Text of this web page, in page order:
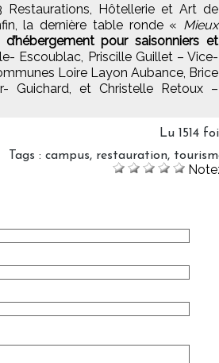
Hôtellerie et Art de
la dernière table ronde « Mieux
pour saisonniers et
Escoublac, Priscille Guillet – Vice-
Loire Layon Aubance, Brice
Guichard, et Christelle Retoux –
Lu 1514
Tags : campus, restauration,